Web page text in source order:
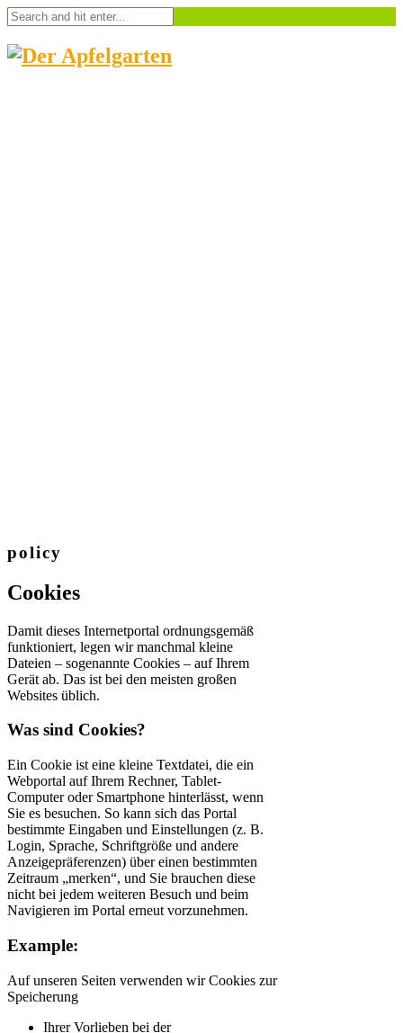
policy
Cookies
Damit dieses Internetportal ordnungsgemäß
funktioniert, legen wir manchmal kleine
Dateien – sogenannte Cookies – auf Ihrem
Gerät ab. Das ist bei den meisten großen
Websites üblich.
Was sind Cookies?
Ein Cookie ist eine kleine Textdatei, die ein
Webportal auf Ihrem Rechner, Tablet-
Computer oder Smartphone hinterlässt, wenn
Sie es besuchen. So kann sich das Portal
bestimmte Eingaben und Einstellungen (z. B.
Login, Sprache, Schriftgröße und andere
Anzeigepräferenzen) über einen bestimmten
Zeitraum „merken“, und Sie brauchen diese
nicht bei jedem weiteren Besuch und beim
Navigieren im Portal erneut vorzunehmen.
Example:
Auf unseren Seiten verwenden wir Cookies zur
Speicherung
Ihrer Vorlieben bei der